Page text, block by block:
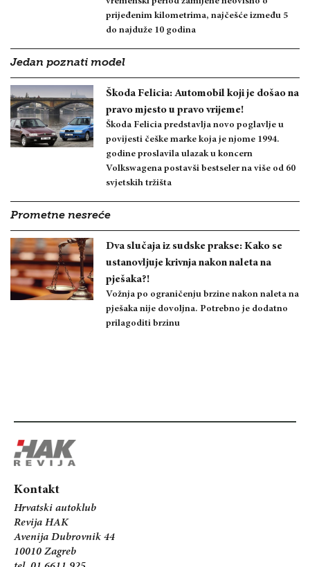
prijeđenim kilometrima, najčešće između 5
do najduže 10 godina
Jedan poznati model
Škoda Felicia: Automobil koji je došao na
pravo mjesto u pravo vrijeme!
Škoda Felicia predstavlja novo poglavlje u
povijesti češke marke koja je njome 1994.
godine proslavila ulazak u koncern
Volkswagena postavši bestseler na više od 60
svjetskih tržišta
Prometne nesreće
Dva slučaja iz sudske prakse: Kako se
ustanovljuje krivnja nakon naleta na
pješaka?!
Vožnja po ograničenju brzine nakon naleta na
pješaka nije dovoljna. Potrebno je dodatno
prilagoditi brzinu
Kontakt
Hrvatski autoklub
Revija HAK
Avenija Dubrovnik 44
10010 Zagreb